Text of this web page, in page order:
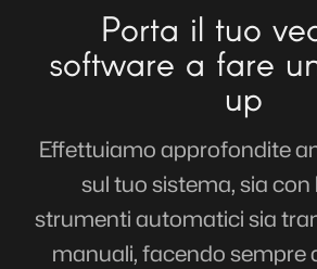
Porta il tuo
software a fare
up
Effettuiamo approfondite
sul tuo sistema, sia con
strumenti automatici sia
manuali, facendo sempre